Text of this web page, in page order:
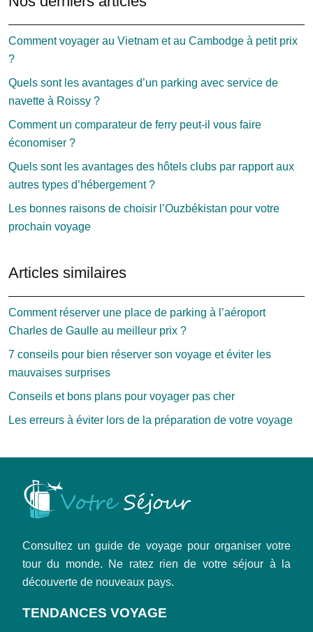
Comment voyager au Vietnam et au Cambodge à petit prix
?
Quels sont les avantages d’un parking avec service de
navette à Roissy ?
Comment un comparateur de ferry peut-il vous faire
économiser ?
Quels sont les avantages des hôtels clubs par rapport aux
autres types d’hébergement ?
Les bonnes raisons de choisir l’Ouzbékistan pour votre
prochain voyage
Articles similaires
Comment réserver une place de parking à l’aéroport
Charles de Gaulle au meilleur prix ?
7 conseils pour bien réserver son voyage et éviter les
mauvaises surprises
Conseils et bons plans pour voyager pas cher
Les erreurs à éviter lors de la préparation de votre voyage
Consultez un guide de voyage pour organiser votre
tour du monde. Ne ratez rien de votre séjour à la
découverte de nouveaux pays.
TENDANCES VOYAGE